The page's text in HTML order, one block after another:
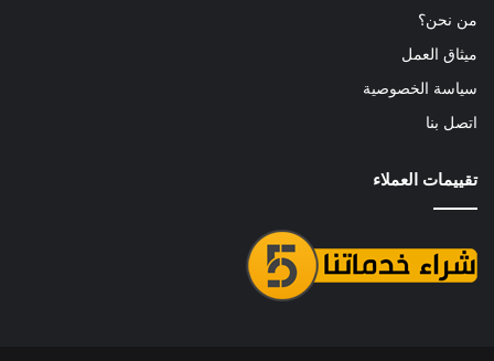
من نحن؟
ميثاق العمل
سياسة الخصوصية
اتصل بنا
تقييمات العملاء